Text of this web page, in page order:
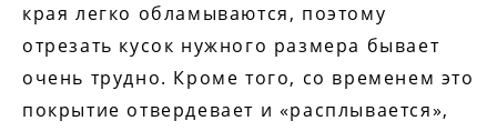
края легко обламываются, поэтому
отрезать кусок нужного размера бывает
очень трудно. Кроме того, со временем это
покрытие отвердевает и «расплывается»,